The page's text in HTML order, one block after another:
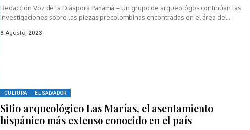
Redacción Voz de la Diáspora Panamá – Un grupo de arqueológos continúan las
investigaciones sobre las piezas precolombinas encontradas en el área del...
3 Agosto, 2023
CULTURA EL SALVADOR
Sitio arqueológico Las Marías, el asentamiento
hispánico más extenso conocido en el país